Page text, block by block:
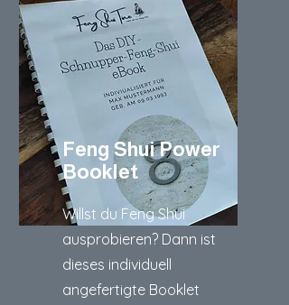
Feng Shui Power
Booklet
Willst du Feng Shui
ausprobieren? Dann ist
dieses individuell
angefertigte Booklet